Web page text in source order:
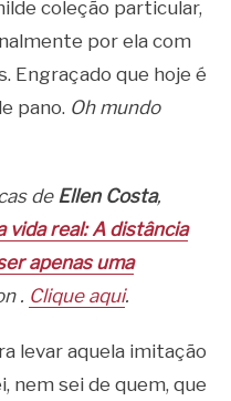
coleção particular,
por ela com
Engraçado que hoje é
pano. Oh mundo
de Ellen Costa,
vida real: A distância
apenas uma
. Clique aqui.
levar aquela imitação
nem sei de quem, que